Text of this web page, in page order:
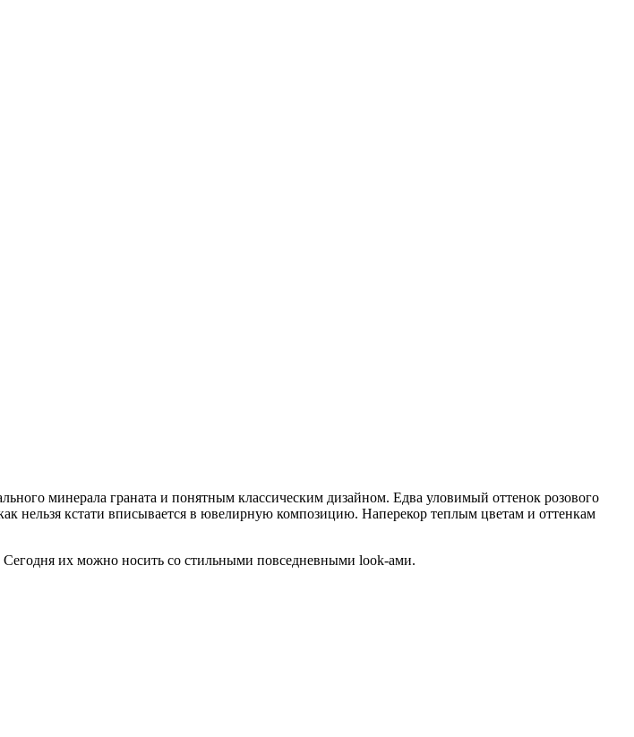
минерала граната и понятным классическим дизайном. Едва уловимый оттенок розового
нельзя кстати вписывается в ювелирную композицию. Наперекор теплым цветам и оттенкам
Сегодня их можно носить со стильными повседневными look-ами.